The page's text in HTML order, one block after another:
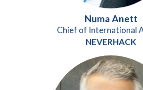
Numa Anett
Chief of International
NEVERHACK